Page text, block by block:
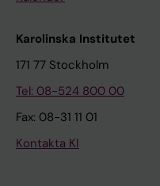
Karolinska Institutet
171 77 Stockholm
Tel: 08-524 800 00
Fax: 08-31 11 01
Kontakta KI